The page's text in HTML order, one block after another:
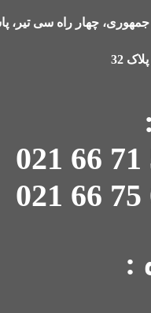
جمهوری، چهار راه سی تیر،
32
: